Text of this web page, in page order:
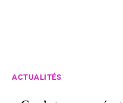
ACTUALITÉS